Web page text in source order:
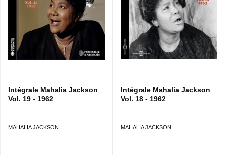
Intégrale Mahalia Jackson
Vol. 19 - 1962
MAHALIA JACKSON
Intégrale Mahalia Jackson
Vol. 18 - 1962
MAHALIA JACKSON